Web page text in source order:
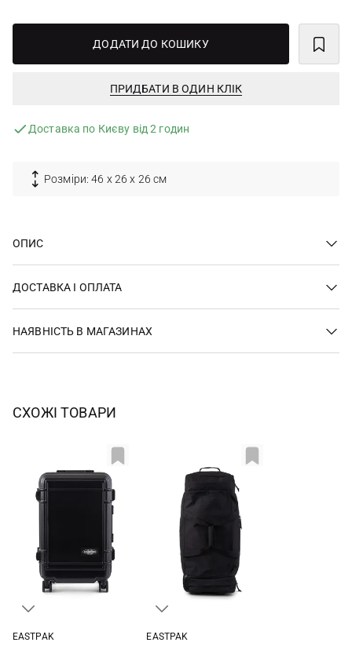
ДОДАТИ ДО КОШИКУ
ПРИДБАТИ В ОДИН КЛІК
Доставка по Києву від 2 годин
Розміри: 46 х 26 х 26 см
ОПИС
ДОСТАВКА І ОПЛАТА
НАЯВНІСТЬ В МАГАЗИНАХ
СХОЖІ ТОВАРИ
EASTPAK
EASTPAK